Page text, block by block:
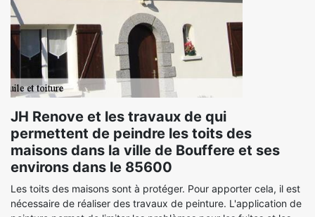
JH Renove et les travaux de qui
permettent de peindre les toits des
maisons dans la ville de Bouffere et ses
environs dans le 85600
Les toits des maisons sont à protéger. Pour apporter cela, il est
nécessaire de réaliser des travaux de peinture. L'application de